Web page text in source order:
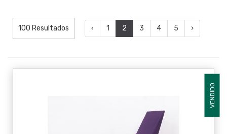
100 Resultados ‹ 1 2 3 4 5 ›
VENDIDO